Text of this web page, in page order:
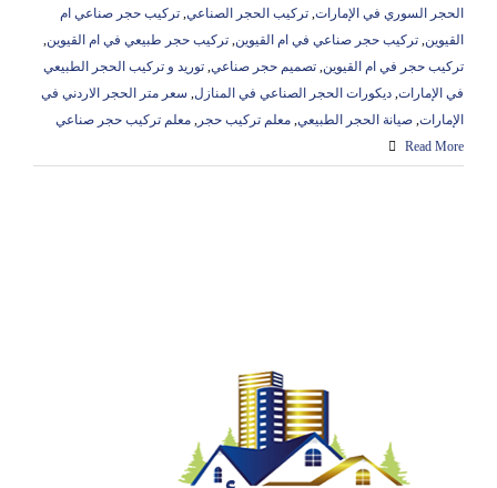
الحجر السوري في الإمارات, تركيب الحجر الصناعي, تركيب حجر صناعي ام
القيوين, تركيب حجر صناعي في ام القيوين, تركيب حجر طبيعي في ام القيوين,
تركيب حجر في ام القيوين, تصميم حجر صناعي, توريد و تركيب الحجر الطبيعي
في الإمارات, ديكورات الحجر الصناعي في المنازل, سعر متر الحجر الاردني في
الإمارات, صيانة الحجر الطبيعي, معلم تركيب حجر , معلم تركيب حجر صناعي
Read More